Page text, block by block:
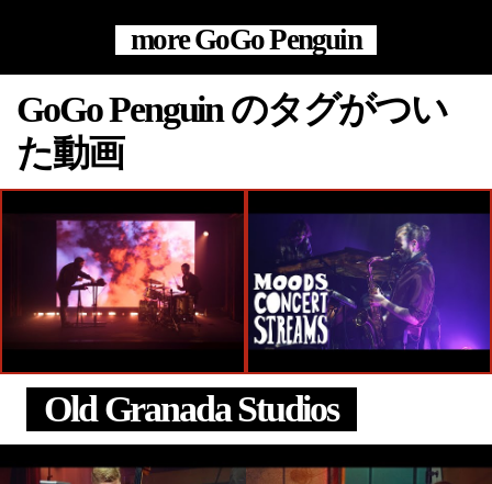
more GoGo Penguin
GoGo Penguin のタグがつい
た動画
Old Granada Studios